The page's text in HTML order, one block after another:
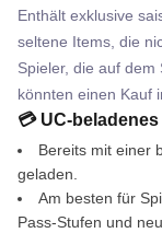
Enthält exklusive
seltene Items, die
Spieler, die auf
könnten einen Kauf
💳 UC-
Bereits mit einer
geladen.
Am besten für
Pass-Stufen und